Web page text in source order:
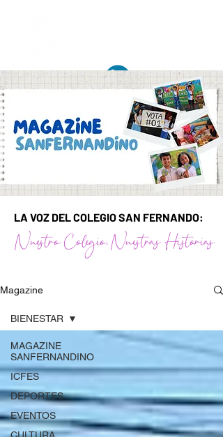
LA VOZ DEL COLEGIO SAN FERNANDO:
Nuestro Colegio, Nuestras Historias
Magazine
MAGAZINE
SANFERNANDINO
ICFES
DEPORTES
EVENTOS
BIENESTAR